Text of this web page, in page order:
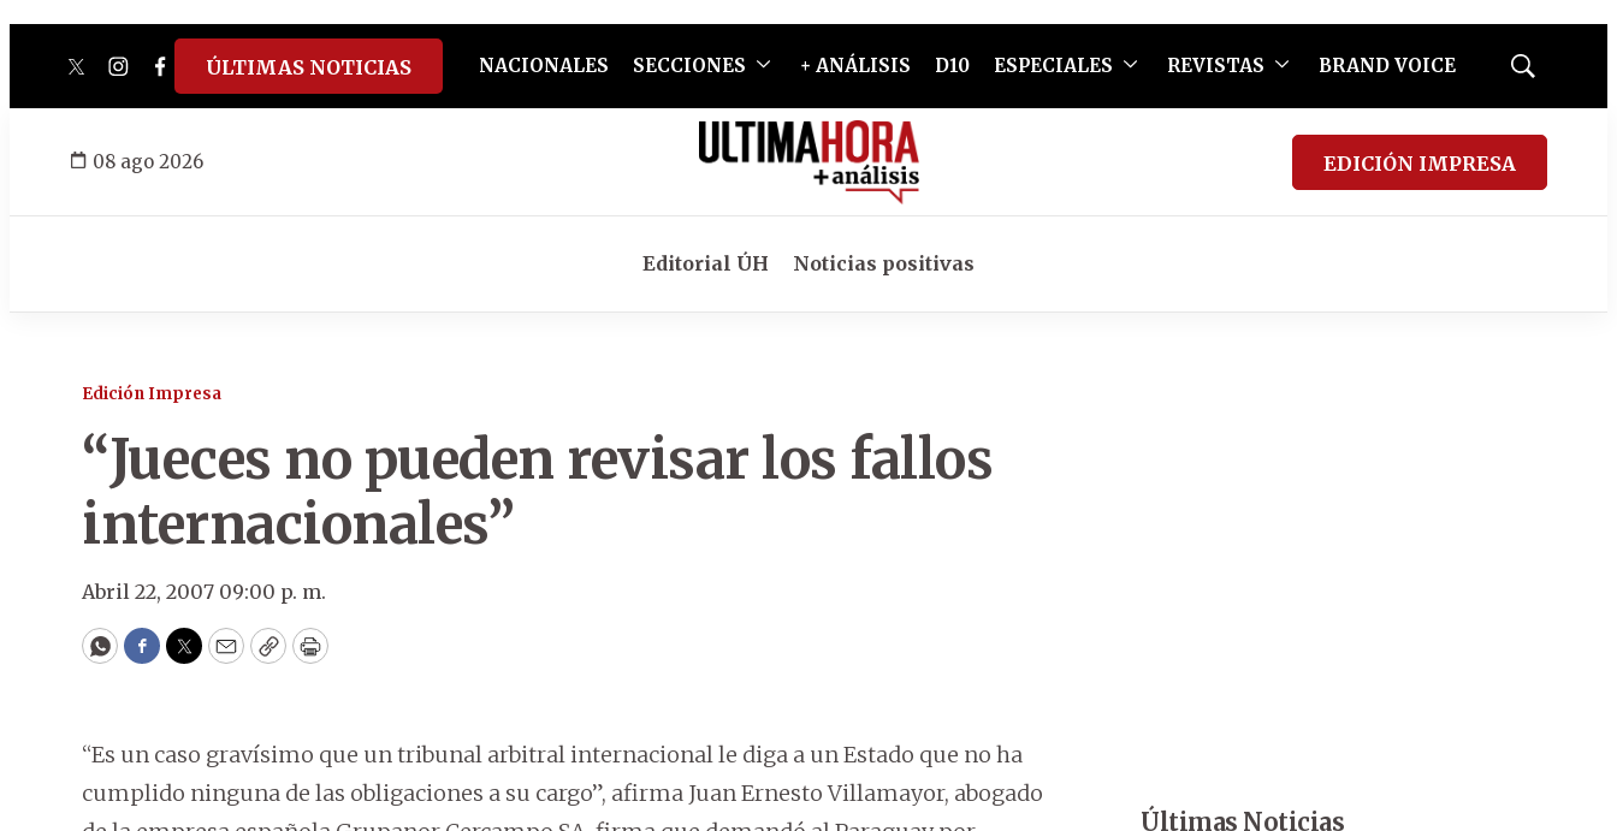
twitterinstagram
facebook
tiktokyoutube
spotify
ÚLTIMAS NOTICIAS NACIONALES SECCIONES + ANÁLISIS D10 ESPECIALES REVISTAS BRAND VOICE
Mostrar
08 ago 2026 EDICIÓN IMPRESA
Editorial ÚH Noticias positivas
Edición Impresa
“Jueces no pueden revisar los fallos
internacionales”
Abril 22, 2007 09:00 p. m.
WhatsApp
Facebook
Twitter
EmailCopyPrint
“Es un caso gravísimo que un tribunal arbitral internacional le diga a un Estado que no ha
cumplido ninguna de las obligaciones a su cargo”, afirma Juan Ernesto Villamayor, abogado
Últimas Noticias